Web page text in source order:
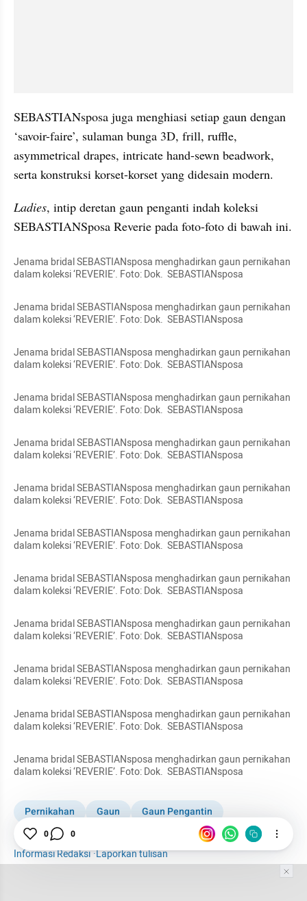
SEBASTIANsposa juga menghiasi setiap gaun dengan
‘savoir-faire’, sulaman bunga 3D, frill, ruffle,
asymmetrical drapes, intricate hand-sewn beadwork,
serta konstruksi korset-korset yang didesain modern.
Ladies, intip deretan gaun penganti indah koleksi
SEBASTIANSposa Reverie pada foto-foto di bawah ini.
Jenama bridal SEBASTIANsposa menghadirkan gaun pernikahan
dalam koleksi ‘REVERIE’. Foto: Dok.  SEBASTIANsposa
Jenama bridal SEBASTIANsposa menghadirkan gaun pernikahan
dalam koleksi ‘REVERIE’. Foto: Dok.  SEBASTIANsposa
Jenama bridal SEBASTIANsposa menghadirkan gaun pernikahan
dalam koleksi ‘REVERIE’. Foto: Dok.  SEBASTIANsposa
Jenama bridal SEBASTIANsposa menghadirkan gaun pernikahan
dalam koleksi ‘REVERIE’. Foto: Dok.  SEBASTIANsposa
Jenama bridal SEBASTIANsposa menghadirkan gaun pernikahan
dalam koleksi ‘REVERIE’. Foto: Dok.  SEBASTIANsposa
Jenama bridal SEBASTIANsposa menghadirkan gaun pernikahan
dalam koleksi ‘REVERIE’. Foto: Dok.  SEBASTIANsposa
Jenama bridal SEBASTIANsposa menghadirkan gaun pernikahan
dalam koleksi ‘REVERIE’. Foto: Dok.  SEBASTIANsposa
Jenama bridal SEBASTIANsposa menghadirkan gaun pernikahan
dalam koleksi ‘REVERIE’. Foto: Dok.  SEBASTIANsposa
Jenama bridal SEBASTIANsposa menghadirkan gaun pernikahan
dalam koleksi ‘REVERIE’. Foto: Dok.  SEBASTIANsposa
Jenama bridal SEBASTIANsposa menghadirkan gaun pernikahan
dalam koleksi ‘REVERIE’. Foto: Dok.  SEBASTIANsposa
Jenama bridal SEBASTIANsposa menghadirkan gaun pernikahan
dalam koleksi ‘REVERIE’. Foto: Dok.  SEBASTIANsposa
Jenama bridal SEBASTIANsposa menghadirkan gaun pernikahan
dalam koleksi ‘REVERIE’. Foto: Dok.  SEBASTIANsposa
Pernikahan Gaun
Gaun Pengantin
Calon Pengantin
Fashion
Informasi Redaksi·Laporkan tulisan
0 0